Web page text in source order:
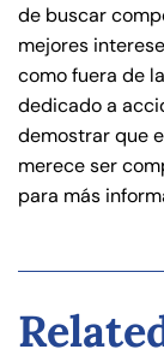
de buscar
mejores
como fuera de
dedicado a
demostrar que
merece ser
para más